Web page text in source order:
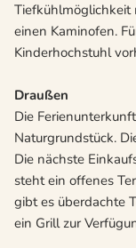
Tiefkühlmöglichkeit
einen Kaminofen.
Kinderhochstuhl
Draußen
Die
Naturgrundstück.
Die nächste
steht ein offenes
gibt es überdachte
ein Grill zur